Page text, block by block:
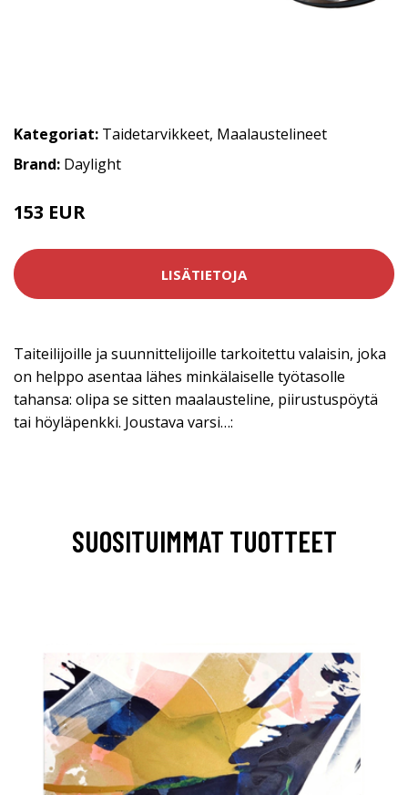
Kategoriat: Taidetarvikkeet, Maalaustelineet
Brand: Daylight
153 EUR
LISÄTIETOJA
Taiteilijoille ja suunnittelijoille tarkoitettu valaisin, joka
on helppo asentaa lähes minkälaiselle työtasolle
tahansa: olipa se sitten maalausteline, piirustuspöytä
tai höyläpenkki. Joustava varsi…:
SUOSITUIMMAT TUOTTEET